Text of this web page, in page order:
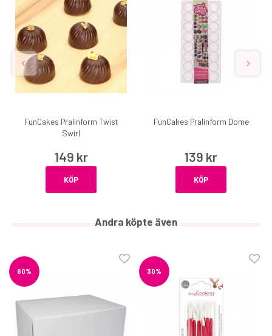
FunCakes Pralinform Twist
Swirl
149 kr
KÖP
FunCakes Pralinform Dome
139 kr
KÖP
Andra köpte även
60% 30%